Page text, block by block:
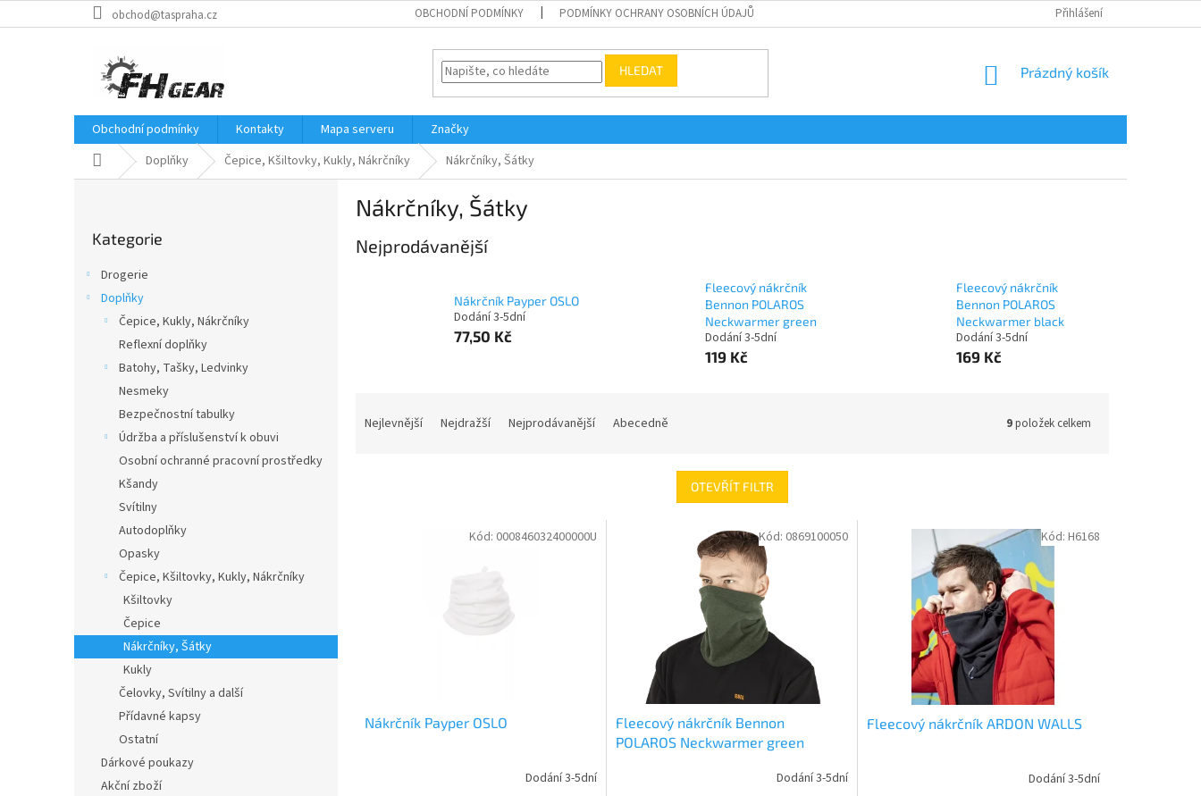
na
obchod@taspraha.cz OBCHODNÍ PODMÍNKY PODMÍNKY OCHRANY OSOBNÍCH ÚDAJŮ Přihlášení
HLEDAT
NÁKUPNÍ
Prázdný košík
Obchodní podmínky Kontakty Mapa serveru
Značky
Domů Doplňky Čepice, Kšiltovky, Kukly, Nákrčníky Nákrčníky, Šátky
kategorie
Kategorie
Drogerie
Doplňky
Čepice, Kukly, Nákrčníky
Reflexní doplňky
Batohy, Tašky, Ledvinky
Nesmeky
Bezpečnostní tabulky
Údržba a příslušenství k obuvi
Osobní ochranné pracovní prostředky
Kšandy
Svítilny
Autodoplňky
Opasky
Čepice, Kšiltovky, Kukly, Nákrčníky
Kšiltovky
Čepice
Nákrčníky, Šátky
Kukly
Čelovky, Svítilny a další
Přídavné kapsy
Ostatní
Dárkové poukazy
Akční zboží
Nákrčníky, Šátky
Nejprodávanější
Nákrčník Payper OSLO
Dodání 3-5dní
77,50 Kč
Fleecový nákrčník
Bennon POLAROS
Neckwarmer green
Dodání 3-5dní
119 Kč
Fleecový nákrčník
Bennon POLAROS
Neckwarmer black
Dodání 3-5dní
169 Kč
Nejlevnější Nejdražší Nejprodávanější Abecedně 9položek celkem
OTEVŘÍT FILTR
Nákrčník Payper OSLO
Dodání 3-5dní
Kód: 000846032400000U
Fleecový nákrčník Bennon
POLAROS Neckwarmer green
Dodání 3-5dní
Kód: 0869100050
Fleecový nákrčník ARDON WALLS
Dodání 3-5dní
Kód: H6168